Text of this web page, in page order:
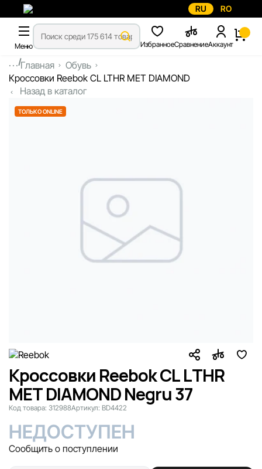
RU RO
Меню ИзбранноеСравнениеАккаунт
...Главная
Обувь
Кроссовки Reebok CL LTHR MET DIAMOND
Назад в каталог
ТОЛЬКО ONLINE
Кроссовки Reebok CL LTHR
MET DIAMOND Negru 37
Код товара: 312988Артикул: BD4422
НЕДОСТУПЕН
Сообщить о поступлении